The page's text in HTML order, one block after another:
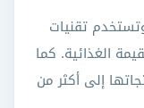
في الدقم عام 2017، وتستخدم تقنيات
الغذائية. كما
إلى أكثر من